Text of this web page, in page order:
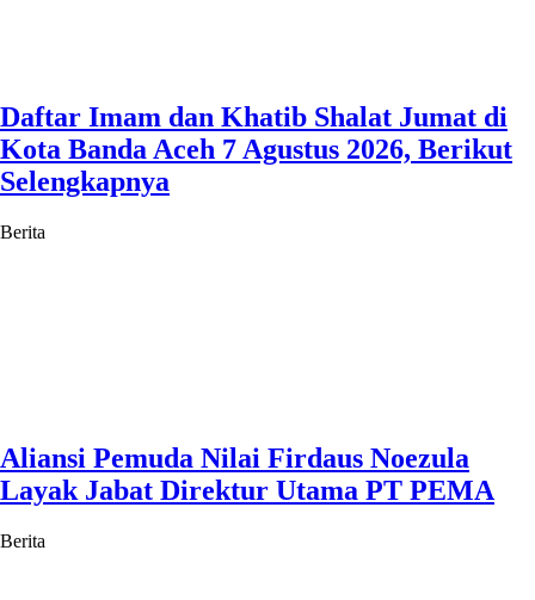
Daftar Imam dan Khatib Shalat Jumat di
Kota Banda Aceh 7 Agustus 2026, Berikut
Selengkapnya
Berita
Aliansi Pemuda Nilai Firdaus Noezula
Layak Jabat Direktur Utama PT PEMA
Berita